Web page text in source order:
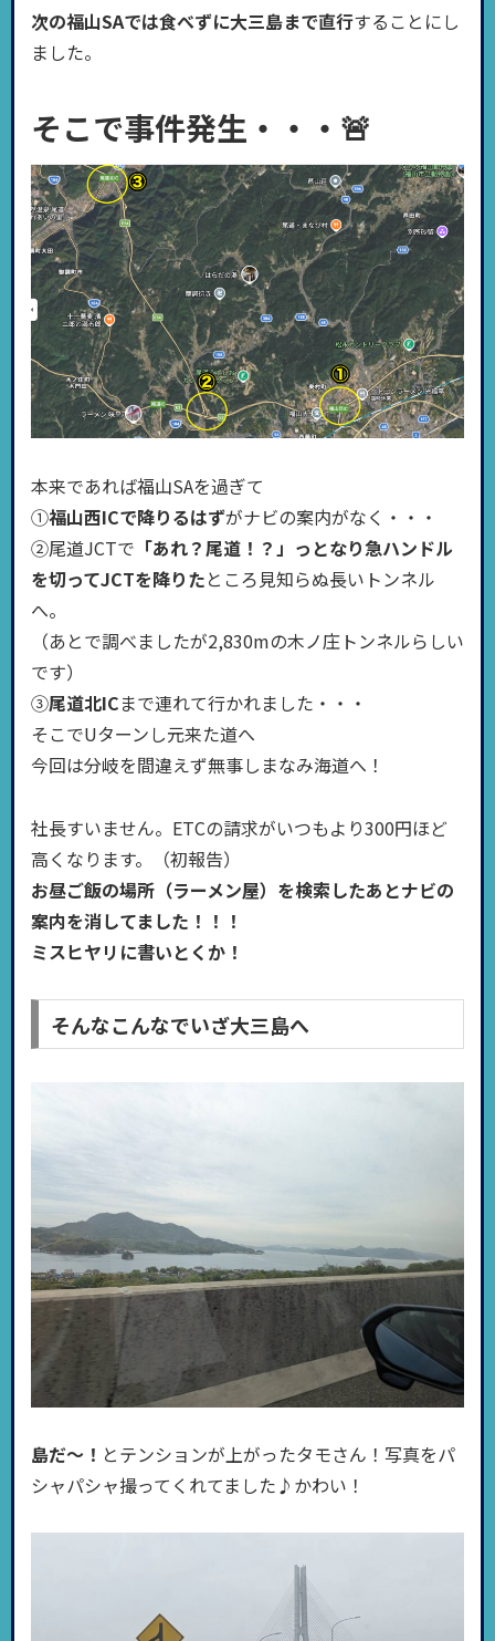
次の福山SAでは食べずに大三島まで直行することにし
ました。
そこで事件発生・・・🚨
本来であれば福山SAを過ぎて
①福山西ICで降りるはずがナビの案内がなく・・・
②尾道JCTで 「あれ？尾道！？」っとなり急ハンドル
を切ってJCTを降りたところ見知らぬ長いトンネル
へ。
（あとで調べましたが2,830mの木ノ庄トンネルらしい
です）
③尾道北ICまで連れて行かれました・・・
そこでUターンし元来た道へ
今回は分岐を間違えず無事しまなみ海道へ！
社長すいません。ETCの請求がいつもより300円ほど
高くなります。（初報告）
お昼ご飯の場所（ラーメン屋）を検索したあとナビの
案内を消してました！！！
ミスヒヤリに書いとくか！
そんなこんなでいざ大三島へ
島だ〜！ とテンションが上がったタモさん！写真をパ
シャパシャ撮ってくれてました♪かわい！